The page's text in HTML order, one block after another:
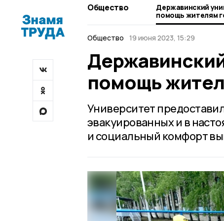
Общество
Державинский
помощь жителям
Общество 19 июня 2023, 15:29
помощь
Университет
эвакуированных и в
и социальный комфорт